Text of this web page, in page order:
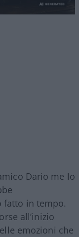
Dario me lo
fatto in tempo.
all’inizio
emozioni che